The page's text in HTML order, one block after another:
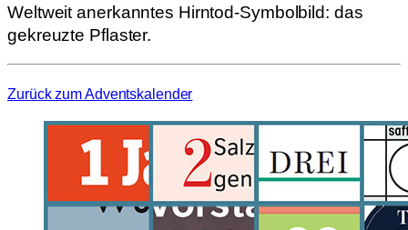
Weltweit anerkanntes Hirntod-Symbolbild: das
gekreuzte Pflaster.
Zurück zum Adventskalender